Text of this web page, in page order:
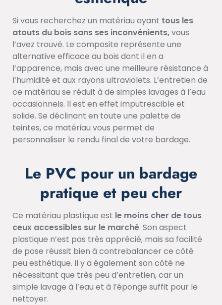
Si vous recherchez un matériau ayant tous les
atouts du bois sans ses inconvénients,vous
l’avez trouvé. Le composite représente une
alternative efficace au bois dont il en a
l’apparence, mais avec une meilleure résistance à
l’humidité et aux rayons ultraviolets. L’entretien de
ce matériau se réduit à de simples lavages à l’eau
occasionnels. Il est en effet imputrescible et
solide. Se déclinant en toute une palette de
teintes, ce matériau vous permet de
personnaliser le rendu final de votre bardage.
Le PVC pour un bardage
pratique et peu cher
Ce matériau plastique est le moins cher de tous
ceux accessibles sur le marché. Son aspect
plastique n’est pas très apprécié, mais sa facilité
de pose réussit bien à contrebalancer ce côté
peu esthétique. Il y a également son côté ne
nécessitant que très peu d’entretien, car un
simple lavage à l’eau et à l’éponge suffit pour le
nettoyer.